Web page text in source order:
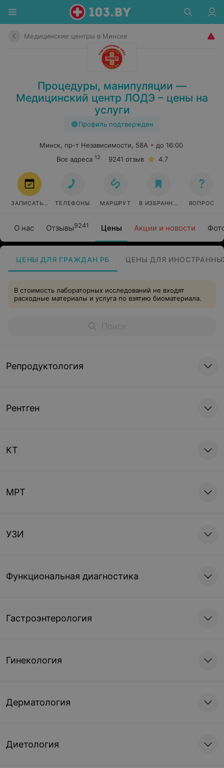
Медицинские центры в Минске
Процедуры, манипуляции —
Медицинский центр ЛОДЭ – цены на
услуги
Профиль подтвержден
О нас Отзывы9241 Цены Акции и новости
Минск, пр-т Независимости, 58А
до 16:00
Все адреса 12 9241 отзыв 4.7
ЗАПИСАТЬСЯ ТЕЛЕФОНЫ МАРШРУТ В ИЗБРАННОЕ ВОПРОС
ЦЕНЫ ДЛЯ ГРАЖДАН РБ ЦЕНЫ ДЛЯ
В стоимость лабораторных исследований не входят
расходные материалы и услуга по взятию биоматериала.
Репродуктология
Рентген
КТ
МРТ
УЗИ
Функциональная диагностика
Гастроэнтерология
Гинекология
Дерматология
Диетология